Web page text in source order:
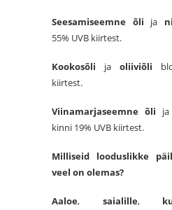
Seesamiseemne õli ja
55% UVB kiirtest.
Kookosõli ja oliiviõli
kiirtest.
Viinamarjaseemne õli ja
kinni 19% UVB kiirtest.
Milliseid looduslikke
veel on olemas?
Aaloe, saialille,